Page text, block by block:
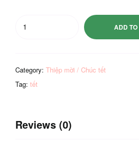
chúc
mới
quantity
ADD
Category: Thiệp mời / Chúc tết
Tag: tết
Reviews (0)